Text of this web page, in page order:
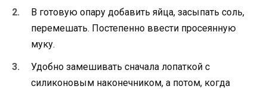
В готовую опару добавить яйца, засыпать соль,
перемешать. Постепенно ввести просеянную
муку.
Удобно замешивать сначала лопаткой с
силиконовым наконечником, а потом, когда